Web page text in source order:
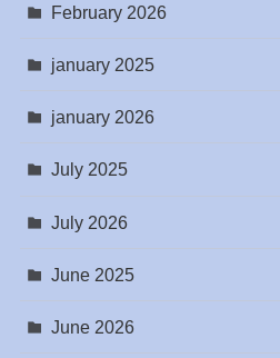
February 2026
january 2025
january 2026
July 2025
July 2026
June 2025
June 2026